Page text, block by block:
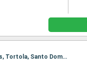
Itinerario : Santo Domingo, Antigua, Fort-de-France, Pointe a pitre (Guadalupe), St Kitts, Tortola, Santo Domingo